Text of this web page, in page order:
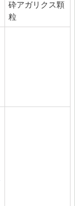
砕アガリクス顆
粒